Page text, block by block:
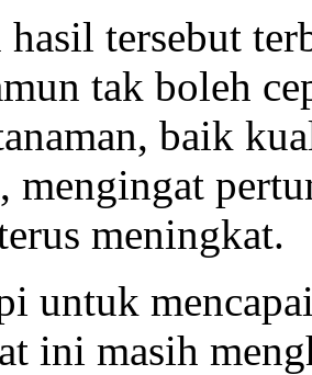
tersebut
tak boleh
baik
mengingat
meningkat.
untuk
ini masih